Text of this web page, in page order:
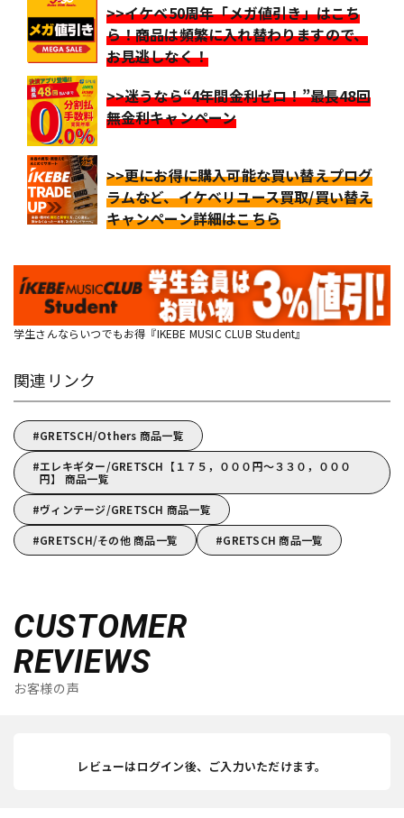
>>イケベ50周年「メガ値引き」はこち
ら！商品は頻繁に入れ替わりますので、
お見逃しなく！
>>迷うなら“4年間金利ゼロ！”最長48回
無金利キャンペーン
>>更にお得に購入可能な買い替えプログ
ラムなど、イケベリユース買取/買い替え
キャンペーン詳細はこちら
学生さんならいつでもお得『IKEBE MUSIC CLUB Student』
関連リンク
GRETSCH/Others 商品一覧
エレキギター/GRETSCH【１７５，０００円～３３０，０００
円】 商品一覧
ヴィンテージ/GRETSCH 商品一覧
GRETSCH/その他 商品一覧
GRETSCH 商品一覧
CUSTOMER
REVIEWS
お客様の声
レビューはログイン後、ご入力いただけます。